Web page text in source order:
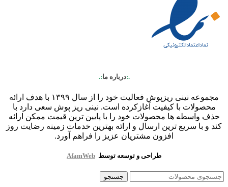
.:درباره ما:.
مجموعه نینی ریزپوش فعالیت خود را از سال ۱۳۹۹ با هدف ارائه
محصولات با کیفیت آغازکرده است. نینی ریز پوش سعی دارد با
حذف واسطه ها محصولات خود را با پایین ترین قیمت ممکن ارائه
کند و با سریع ترین ارسال و ارائه بهترین خدمات زمینه رضایت روز
افزون مشتریان عزیز را فراهم آورد.
طراحی و توسعه توسط AfamWeb
جستجو